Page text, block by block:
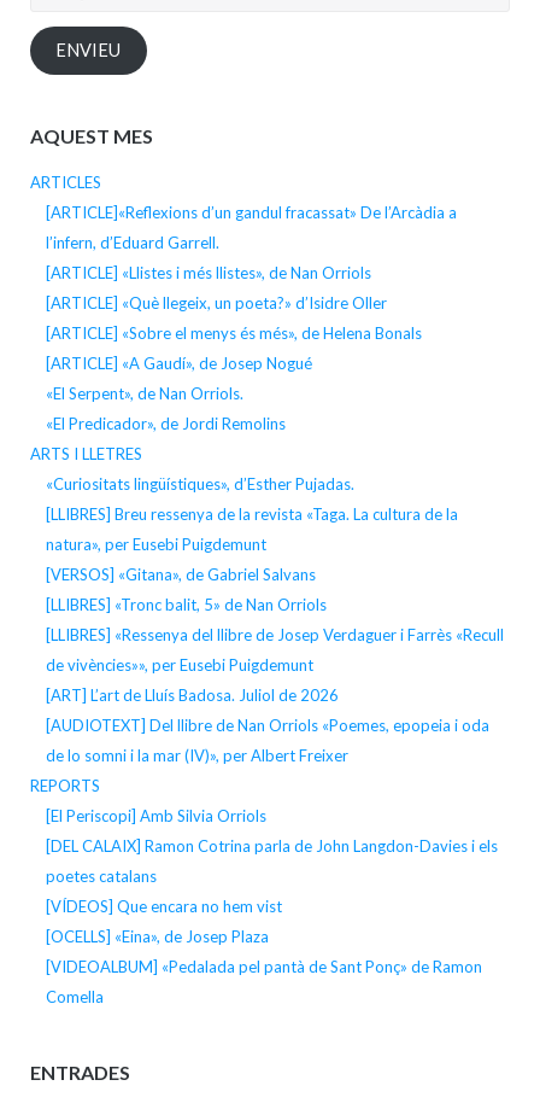
ENVIEU
AQUEST MES
ARTICLES
[ARTICLE]«Reflexions d’un gandul fracassat» De l’Arcàdia a
l’infern, d’Eduard Garrell.
[ARTICLE] «Llistes i més llistes», de Nan Orriols
[ARTICLE] «Què llegeix, un poeta?» d’Isidre Oller
[ARTICLE] «Sobre el menys és més», de Helena Bonals
[ARTICLE] «A Gaudí», de Josep Nogué
«El Serpent», de Nan Orriols.
«El Predicador», de Jordi Remolins
ARTS I LLETRES
«Curiositats lingüístiques», d’Esther Pujadas.
[LLIBRES] Breu ressenya de la revista «Taga. La cultura de la
natura», per Eusebi Puigdemunt
[VERSOS] «Gitana», de Gabriel Salvans
[LLIBRES] «Tronc balit, 5» de Nan Orriols
[LLIBRES] «Ressenya del llibre de Josep Verdaguer i Farrès «Recull
de vivències»», per Eusebi Puigdemunt
[ART] L’art de Lluís Badosa. Juliol de 2026
[AUDIOTEXT] Del llibre de Nan Orriols «Poemes, epopeia i oda
de lo somni i la mar (IV)», per Albert Freixer
REPORTS
[El Periscopi] Amb Silvia Orriols
[DEL CALAIX] Ramon Cotrina parla de John Langdon-Davies i els
poetes catalans
[VÍDEOS] Que encara no hem vist
[OCELLS] «Eina», de Josep Plaza
[VIDEOALBUM] «Pedalada pel pantà de Sant Ponç» de Ramon
Comella
ENTRADES